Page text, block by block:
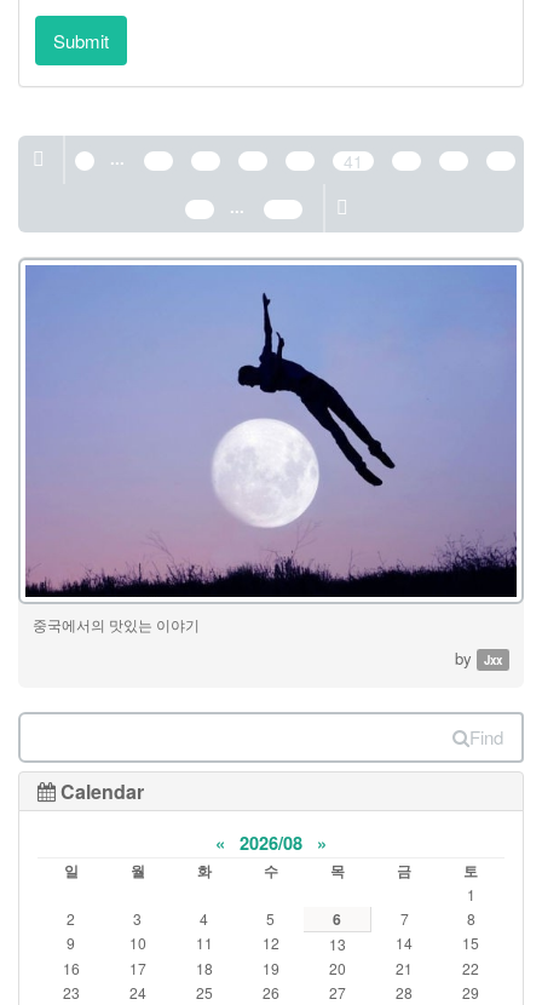
Submit
1 ... 37 38 39 40 41 42 43
44
45
... 389
중국에서의 맛있는 이야기
by Jxx
Find
Calendar
« 2026/08 »
일 월 화 수 목 금 토
1
2
3 4 5 6 7
8
9
10 11 12 13 14
15
16
17 18 19 20 21
22
23
24 25 26 27 28
29